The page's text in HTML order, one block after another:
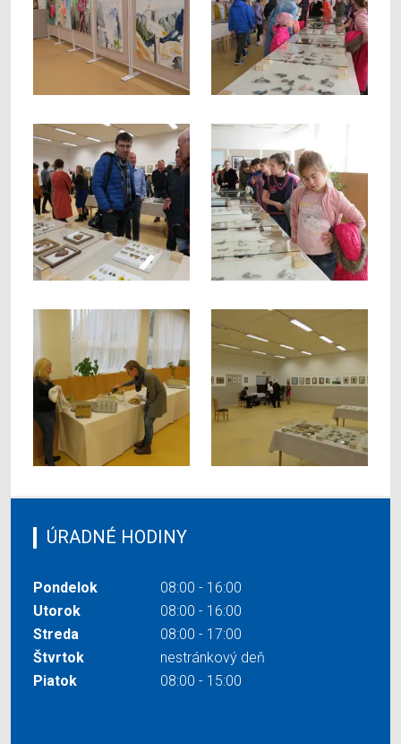
ÚRADNÉ HODINY
Pondelok
08:00 - 16:00
Utorok
08:00 - 16:00
Streda
08:00 - 17:00
Štvrtok
nestránkový deň
Piatok
08:00 - 15:00